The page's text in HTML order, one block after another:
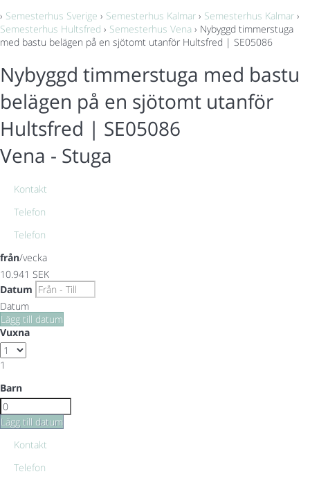
› Semesterhus Sverige › Semesterhus Kalmar › Semesterhus Kalmar ›
Semesterhus Hultsfred › Semesterhus Vena › Nybyggd timmerstuga
med bastu belägen på en sjötomt utanför Hultsfred | SE05086
Nybyggd timmerstuga med bastu
belägen på en sjötomt utanför
Hultsfred | SE05086
Vena - Stuga
Kontakt
Telefon
Telefon
från/vecka
10.941 SEK
Datum
Datum
Lägg till datum
Vuxna
1
Barn
Lägg till datum
Kontakt
Telefon